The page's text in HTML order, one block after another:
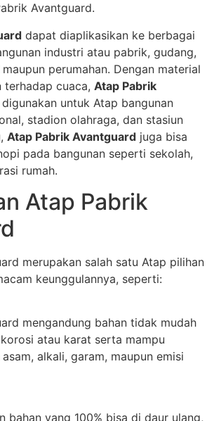
Avantguard.
dapat diaplikasikan ke berbagai
industri atau pabrik, gudang,
perumahan. Dengan material
cuaca, Atap Pabrik
untuk Atap bangunan
stadion olahraga, dan stasiun
Atap Pabrik Avantguard juga bisa
pada bangunan seperti sekolah,
rumah.
Atap Pabrik
merupakan salah satu Atap pilihan
keunggulannya, seperti:
mengandung bahan tidak mudah
atau karat serta mampu
alkali, garam, maupun emisi
bahan yang 100% bisa di daur ulang,